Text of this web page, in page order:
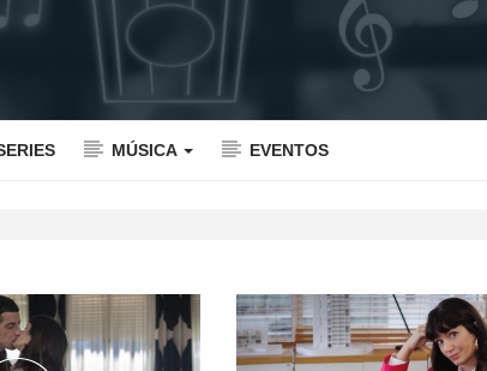
MÚSICA EVENTOS